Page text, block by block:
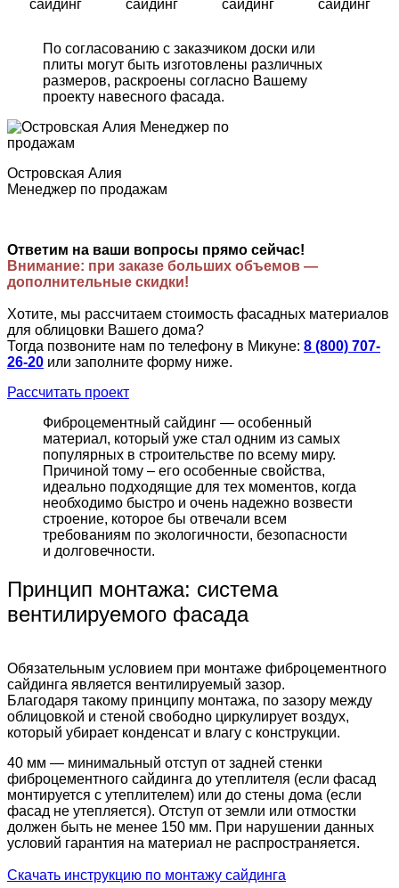
сайдинг сайдинг сайдинг сайдинг
По согласованию с заказчиком доски или
плиты могут быть изготовлены различных
размеров, раскроены согласно Вашему
проекту навесного фасада.
Островская Алия
Менеджер по продажам
Ответим на ваши вопросы прямо сейчас!
Внимание: при заказе больших объемов —
дополнительные скидки!
Хотите, мы рассчитаем стоимость фасадных материалов
для облицовки Вашего дома?
Тогда позвоните нам по телефону в Микуне: 8 (800) 707-
26-20 или заполните форму ниже.
Рассчитать проект
Фиброцементный сайдинг — особенный
материал, который уже стал одним из самых
популярных в строительстве по всему миру.
Причиной тому – его особенные свойства,
идеально подходящие для тех моментов, когда
необходимо быстро и очень надежно возвести
строение, которое бы отвечали всем
требованиям по экологичности, безопасности
и долговечности.
Принцип монтажа: система
вентилируемого фасада
Обязательным условием при монтаже фиброцементного
сайдинга является вентилируемый зазор.
Благодаря такому принципу монтажа, по зазору между
облицовкой и стеной свободно циркулирует воздух,
который убирает конденсат и влагу с конструкции.
40 мм — минимальный отступ от задней стенки
фиброцементного сайдинга до утеплителя (если фасад
монтируется с утеплителем) или до стены дома (если
фасад не утепляется). Отступ от земли или отмостки
должен быть не менее 150 мм. При нарушении данных
условий гарантия на материал не распространяется.
Скачать инструкцию по монтажу сайдинга